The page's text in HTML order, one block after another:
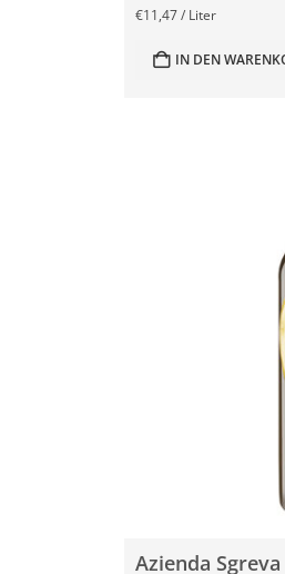
€11,47/ Liter
IN DEN
Azienda